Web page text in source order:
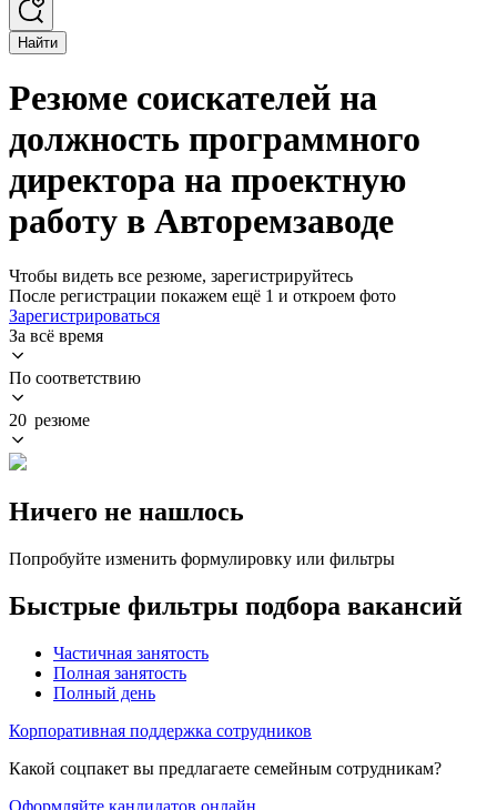
Найти
Резюме соискателей на
должность программного
директора на проектную
работу в Авторемзаводе
Чтобы видеть все резюме, зарегистрируйтесь
После регистрации покажем ещё 1 и откроем фото
Зарегистрироваться
За всё время
По соответствию
20 резюме
Ничего не нашлось
Попробуйте изменить формулировку или фильтры
Быстрые фильтры подбора вакансий
Частичная занятость
Полная занятость
Полный день
Корпоративная поддержка сотрудников
Какой соцпакет вы предлагаете семейным сотрудникам?
Оформляйте кандидатов онлайн